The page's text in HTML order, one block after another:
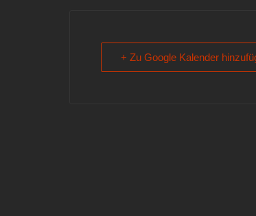
+ Zu Google Kalender